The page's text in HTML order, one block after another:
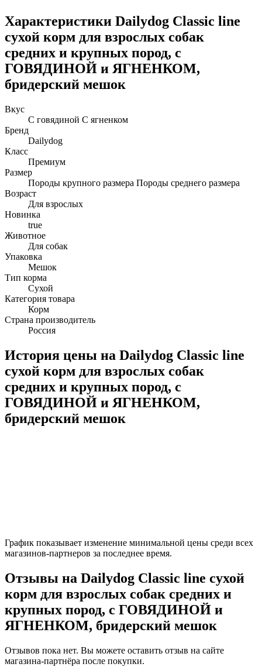
Характеристики Dailydog Classic line
сухой корм для взрослых собак
средних и крупных пород, с
ГОВЯДИНОЙ и ЯГНЕНКОМ,
бридерский мешок
Вкус
С говядиной С ягненком
Бренд
Dailydog
Класс
Премиум
Размер
Породы крупного размера Породы среднего размера
Возраст
Для взрослых
Новинка
true
Животное
Для собак
Упаковка
Мешок
Тип корма
Сухой
Категория товара
Корм
Страна производитель
Россия
История цены на Dailydog Classic line
сухой корм для взрослых собак
средних и крупных пород, с
ГОВЯДИНОЙ и ЯГНЕНКОМ,
бридерский мешок
График показывает изменение минимальной цены среди всех
магазинов-партнеров за последнее время.
Отзывы на Dailydog Classic line сухой
корм для взрослых собак средних и
крупных пород, с ГОВЯДИНОЙ и
ЯГНЕНКОМ, бридерский мешок
Отзывов пока нет. Вы можете оставить отзыв на сайте
магазина-партнёра после покупки.